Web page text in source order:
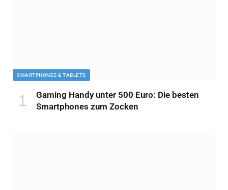
SMARTPHONES & TABLETS
Gaming Handy unter 500 Euro: Die besten
Smartphones zum Zocken